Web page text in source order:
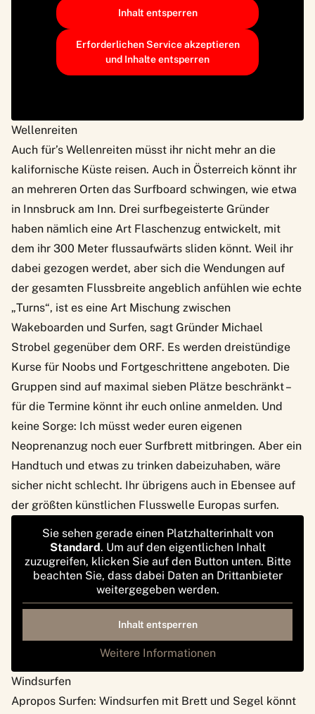
Inhalt entsperren
Erforderlichen Service akzeptieren
und Inhalte entsperren
Wellenreiten
Auch für’s Wellenreiten müsst ihr nicht mehr an die
kalifornische Küste reisen. Auch in Österreich könnt ihr
an mehreren Orten das Surfboard schwingen, wie etwa
in Innsbruck am Inn. Drei surfbegeisterte Gründer
haben nämlich eine Art Flaschenzug entwickelt, mit
dem ihr 300 Meter flussaufwärts sliden könnt. Weil ihr
dabei gezogen werdet, aber sich die Wendungen auf
der gesamten Flussbreite angeblich anfühlen wie echte
„Turns“, ist es eine Art Mischung zwischen
Wakeboarden und Surfen, sagt Gründer Michael
Strobel gegenüber dem ORF. Es werden dreistündige
Kurse für Noobs und Fortgeschrittene angeboten. Die
Gruppen sind auf maximal sieben Plätze beschränkt –
für die Termine könnt ihr euch online anmelden. Und
keine Sorge: Ich müsst weder euren eigenen
Neoprenanzug noch euer Surfbrett mitbringen. Aber ein
Handtuch und etwas zu trinken dabeizuhaben, wäre
sicher nicht schlecht. Ihr übrigens auch in Ebensee auf
der größten künstlichen Flusswelle Europas surfen.
Sie sehen gerade einen Platzhalterinhalt von
Standard. Um auf den eigentlichen Inhalt
zuzugreifen, klicken Sie auf den Button unten. Bitte
beachten Sie, dass dabei Daten an Drittanbieter
weitergegeben werden.
Inhalt entsperren
Weitere Informationen
Windsurfen
Apropos Surfen: Windsurfen mit Brett und Segel könnt